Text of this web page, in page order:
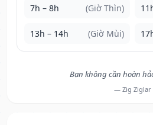
7h – 8h (Giờ Thìn)
13h – 14h (Giờ Mùi)
Bạn không cần hoàn
— Zig Ziglar